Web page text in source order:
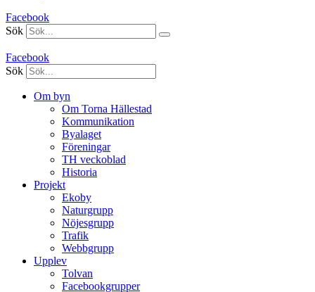
Facebook
Sök
Facebook
Sök
Om byn
Om Torna Hällestad
Kommunikation
Byalaget
Föreningar
TH veckoblad
Historia
Projekt
Ekoby
Naturgrupp
Nöjesgrupp
Trafik
Webbgrupp
Upplev
Tolvan
Facebookgrupper